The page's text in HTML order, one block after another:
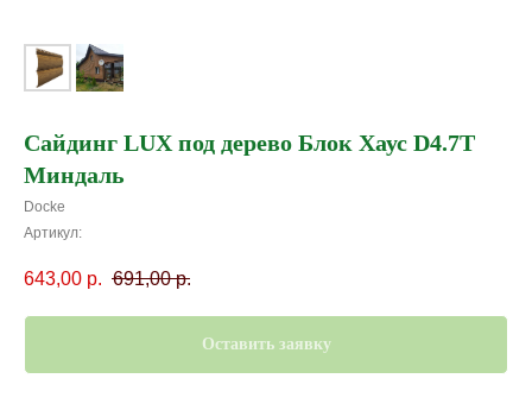
Сайдинг LUX под дерево Блок Хаус D4.7T
Миндаль
Docke
Артикул:
643,00 р. 691,00 р.
Оставить заявку